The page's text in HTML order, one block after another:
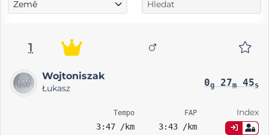
Země
1
Wojtoniszak
Łukasz 0g27m45s
Tempo
3:47 /km
FAP
3:43 /km
Index